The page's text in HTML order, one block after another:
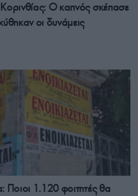
Ο καπνός σκέπασε
οι δυνάμεις
Ποιοι 1.120 φοιτητές θα